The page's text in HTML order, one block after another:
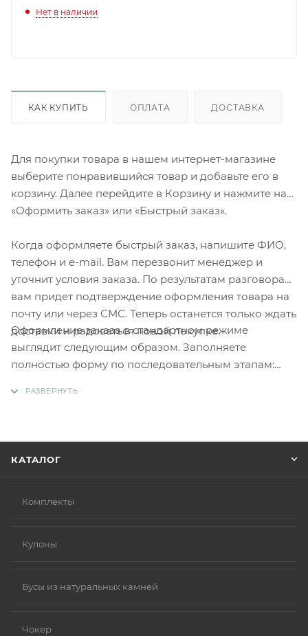
Нет в наличии
КАК КУПИТЬ ОПЛАТА ДОСТАВКА
Для покупки товара в нашем интернет-магазине
выберите понравившийся товар и добавьте его в
корзину. Далее перейдите в Корзину и нажмите на
«Оформить заказ» или «Быстрый заказ».
Когда оформляете быстрый заказ, напишите ФИО,
телефон и e-mail. Вам перезвонит менеджер и
уточнит условия заказа. По результатам разговора
вам придет подтверждение оформления товара на
почту или через СМС. Теперь останется только ждать
доставки и радоваться новой покупке.
Оформление заказа в стандартном режиме
выглядит следующим образом. Заполняете
полностью форму по последовательным этапам:
КАТАЛОГ
Комплекты
Кулоны
Бусы из натуральных камней
Чокер